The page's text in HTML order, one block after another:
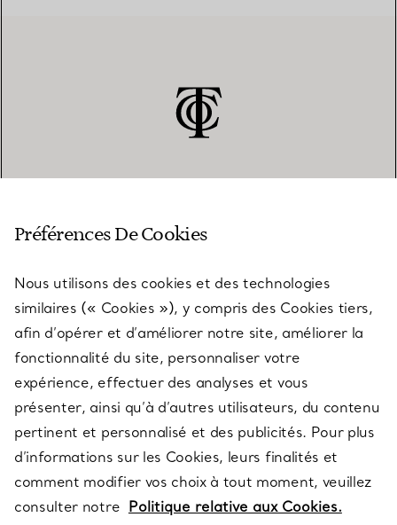
SERVICES
À PROPOS
QUESTIONS LÉGALES
SUIVEZ-NOUS
Préférences De Cookies
Nous utilisons des cookies et des technologies
similaires (« Cookies »), y compris des Cookies tiers,
afin d’opérer et d’améliorer notre site, améliorer la
fonctionnalité du site, personnaliser votre
expérience, effectuer des analyses et vous
présenter, ainsi qu’à d’autres utilisateurs, du contenu
pertinent et personnalisé et des publicités. Pour plus
d’informations sur les Cookies, leurs finalités et
comment modifier vos choix à tout moment, veuillez
consulter notre Politique relative aux Cookies.